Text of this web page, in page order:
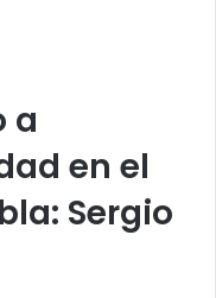
a
en el
Sergio